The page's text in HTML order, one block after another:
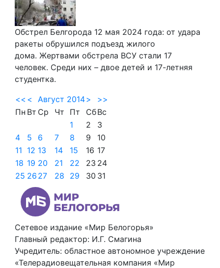
Обстрел Белгорода 12 мая 2024 года: от удара
ракеты обрушился подъезд жилого
дома. Жертвами обстрела ВСУ стали 17
человек. Среди них – двое детей и 17-летняя
студентка.
<< < Август 2014>
>>
Пн Вт Ср Чт Пт СбВс
1
2
3
4
5 6 7 8 9
10
11 12 13 14 15 16 17
18 19 20 21 22 23 24
25 26 27 28 29 30 31
Сетевое издание «Мир Белогорья»
Главный редактор: И.Г. Смагина
Учредитель: областное автономное учреждение
«Телерадиовещательная компания «Мир